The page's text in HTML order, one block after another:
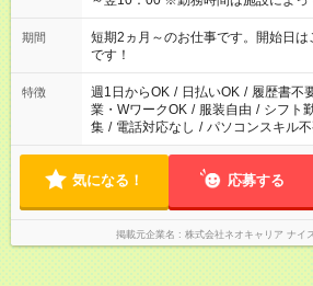
みたい」 「しっかり稼ぎたい」 「
い」など ご希望にあったお仕事をご案内い
の方の場合は1～2ヶ月間は日中での
仕事に慣れてからの夜勤になります。 ★家庭の都合でお休み
必要な場合も遠慮なくご相談くださ
期間
短期2ヵ月～のお仕事です。開始日
です！
特徴 週1日からOK / 日払いOK / 履歴書不
業・WワークOK / 服装自由 / シフト
集 / 電話対応なし / パソコンスキル
気になる！ 応募する
掲載元企業名 株式会社ネオキャリア ナイ